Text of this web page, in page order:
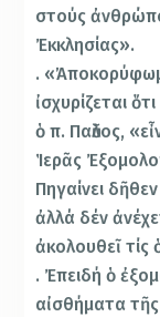
στούς
Ἐκκλησίας».
.
ἰσχυρίζεται
ὁ π. Παῦλος,
Ἱερᾶς
Πηγαίνει
ἀλλά δέν
ἀκολουθεῖ τίς
. Ἐπειδή ὁ
αἰσθήματα